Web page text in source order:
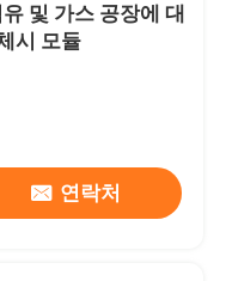
및 가스 공장에 대
시 모듈
연락처